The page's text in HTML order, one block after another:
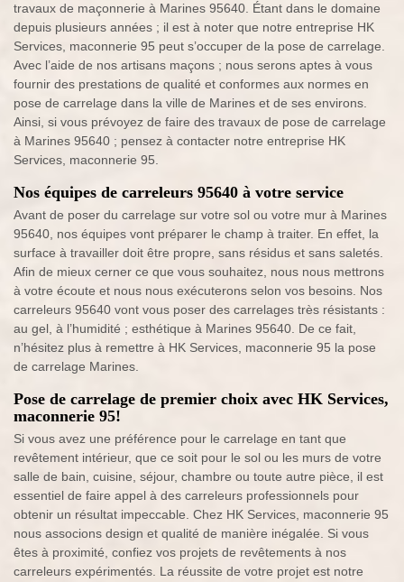
travaux de maçonnerie à Marines 95640. Étant dans le domaine
depuis plusieurs années ; il est à noter que notre entreprise HK
Services, maconnerie 95 peut s’occuper de la pose de carrelage.
Avec l’aide de nos artisans maçons ; nous serons aptes à vous
fournir des prestations de qualité et conformes aux normes en
pose de carrelage dans la ville de Marines et de ses environs.
Ainsi, si vous prévoyez de faire des travaux de pose de carrelage
à Marines 95640 ; pensez à contacter notre entreprise HK
Services, maconnerie 95.
Nos équipes de carreleurs 95640 à votre service
Avant de poser du carrelage sur votre sol ou votre mur à Marines
95640, nos équipes vont préparer le champ à traiter. En effet, la
surface à travailler doit être propre, sans résidus et sans saletés.
Afin de mieux cerner ce que vous souhaitez, nous nous mettrons
à votre écoute et nous nous exécuterons selon vos besoins. Nos
carreleurs 95640 vont vous poser des carrelages très résistants :
au gel, à l’humidité ; esthétique à Marines 95640. De ce fait,
n’hésitez plus à remettre à HK Services, maconnerie 95 la pose
de carrelage Marines.
Pose de carrelage de premier choix avec HK Services,
maconnerie 95!
Si vous avez une préférence pour le carrelage en tant que
revêtement intérieur, que ce soit pour le sol ou les murs de votre
salle de bain, cuisine, séjour, chambre ou toute autre pièce, il est
essentiel de faire appel à des carreleurs professionnels pour
obtenir un résultat impeccable. Chez HK Services, maconnerie 95
nous associons design et qualité de manière inégalée. Si vous
êtes à proximité, confiez vos projets de revêtements à nos
carreleurs expérimentés. La réussite de votre projet est notre